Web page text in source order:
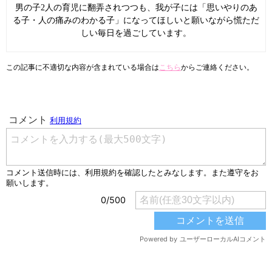
男の子2人の育児に翻弄されつつも、我が子には「思いやりのあ
る子・人の痛みのわかる子」になってほしいと願いながら慌ただ
しい毎日を過ごしています。
この記事に不適切な内容が含まれている場合は こちらからご連絡ください。